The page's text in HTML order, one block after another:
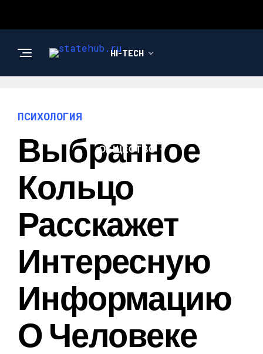
HI-TECH
ОБЩЕСТВО
ПСИХОЛОГИЯ
Выбранное
Кольцо
Расскажет
Интересную
Информацию
О Человеке